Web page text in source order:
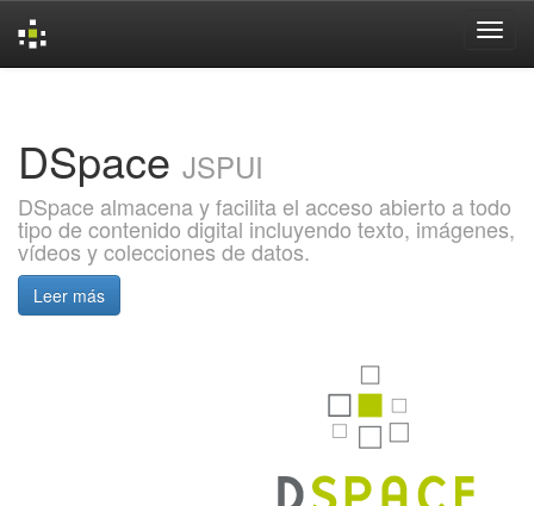
DSpace JSPUI
DSpace almacena y facilita el acceso abierto a todo
tipo de contenido digital incluyendo texto, imágenes,
vídeos y colecciones de datos.
Leer más